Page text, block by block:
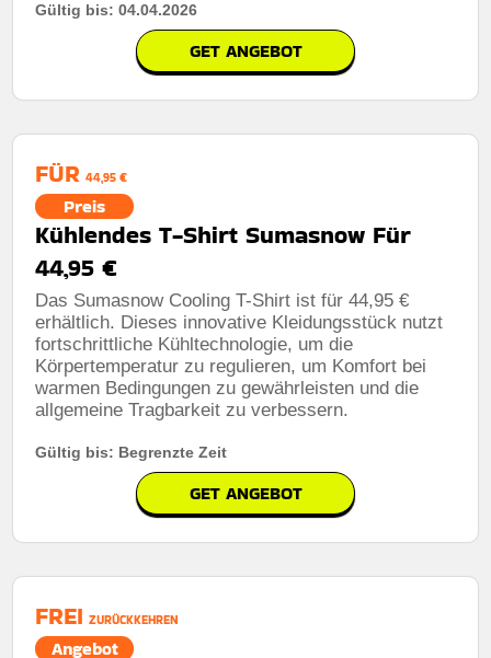
Gültig bis: 04.04.2026
GET ANGEBOT
FÜR 44,95 €
Preis
Kühlendes T-Shirt Sumasnow Für
44,95 €
Das Sumasnow Cooling T-Shirt ist für 44,95 €
erhältlich. Dieses innovative Kleidungsstück nutzt
fortschrittliche Kühltechnologie, um die
Körpertemperatur zu regulieren, um Komfort bei
warmen Bedingungen zu gewährleisten und die
allgemeine Tragbarkeit zu verbessern.
Gültig bis: Begrenzte Zeit
GET ANGEBOT
FREI ZURÜCKKEHREN
Angebot